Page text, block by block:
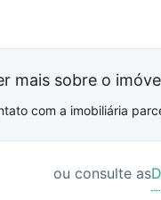
mais sobre o
com a imobiliária
ou consulte as